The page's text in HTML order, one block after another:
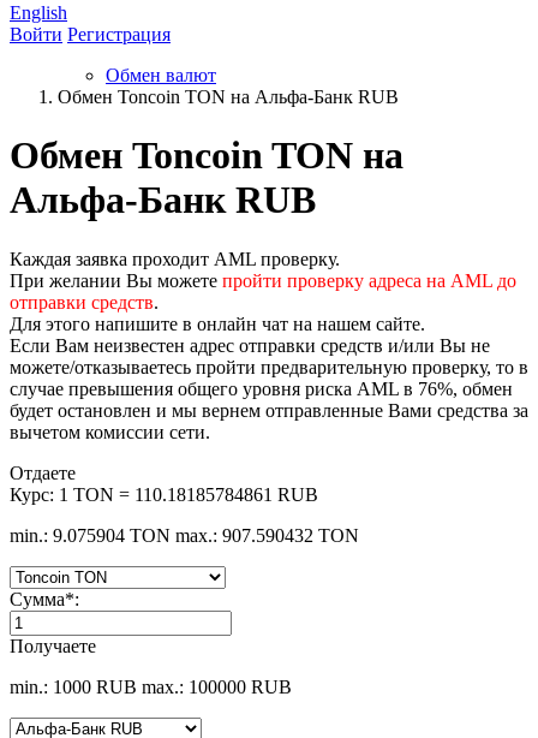
English
Войти Регистрация
Обмен валют
Обмен Toncoin TON на Альфа-Банк RUB
Обмен Toncoin TON на
Альфа-Банк RUB
Каждая заявка проходит AML проверку.
При желании Вы можете пройти проверку адреса на AML до
отправки средств.
Для этого напишите в онлайн чат на нашем сайте.
Если Вам неизвестен адрес отправки средств и/или Вы не
можете/отказываетесь пройти предварительную проверку, то в
случае превышения общего уровня риска AML в 76%, обмен
будет остановлен и мы вернем отправленные Вами средства за
вычетом комиссии сети.
Отдаете
Курс: 1 TON = 110.18185784861 RUB
min.: 9.075904 TON max.: 907.590432 TON
Сумма*:
Получаете
min.: 1000 RUB max.: 100000 RUB